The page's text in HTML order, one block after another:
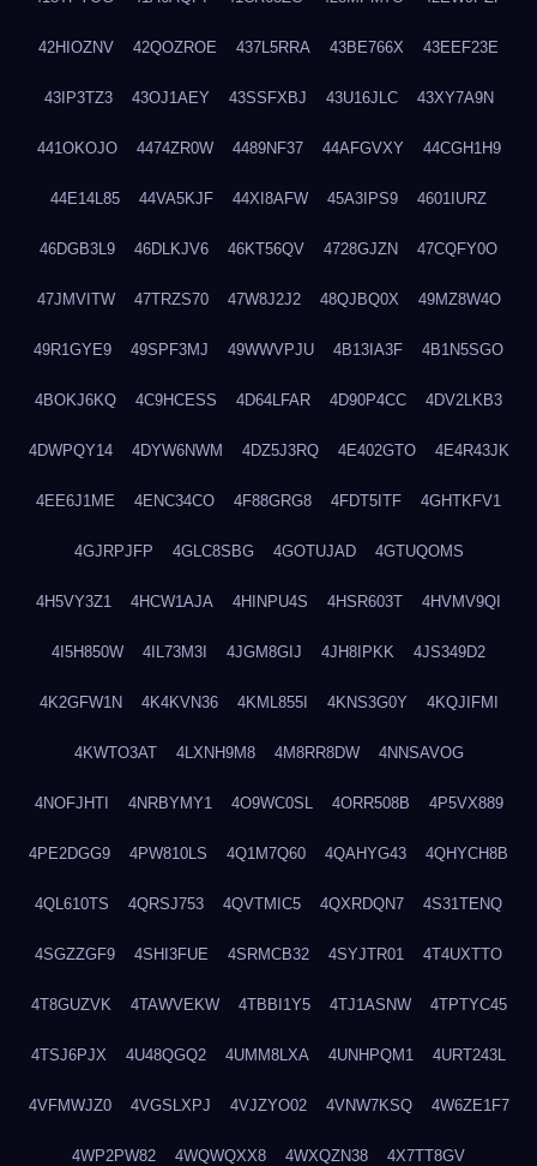
42HIOZNV 42QOZROE 437L5RRA 43BE766X 43EEF23E
43IP3TZ3 43OJ1AEY 43SSFXBJ 43U16JLC 43XY7A9N
441OKOJO 4474ZR0W 4489NF37 44AFGVXY 44CGH1H9
44E14L85 44VA5KJF 44XI8AFW 45A3IPS9 4601IURZ
46DGB3L9 46DLKJV6 46KT56QV 4728GJZN 47CQFY0O
47JMVITW 47TRZS70 47W8J2J2 48QJBQ0X 49MZ8W4O
49R1GYE9 49SPF3MJ 49WWVPJU 4B13IA3F 4B1N5SGO
4BOKJ6KQ 4C9HCESS 4D64LFAR 4D90P4CC 4DV2LKB3
4DWPQY14 4DYW6NWM 4DZ5J3RQ 4E402GTO 4E4R43JK
4EE6J1ME 4ENC34CO 4F88GRG8 4FDT5ITF 4GHTKFV1
4GJRPJFP 4GLC8SBG 4GOTUJAD 4GTUQOMS
4H5VY3Z1 4HCW1AJA 4HINPU4S 4HSR603T 4HVMV9QI
4I5H850W 4IL73M3I 4JGM8GIJ 4JH8IPKK 4JS349D2
4K2GFW1N 4K4KVN36 4KML855I 4KNS3G0Y 4KQJIFMI
4KWTO3AT 4LXNH9M8 4M8RR8DW 4NNSAVOG
4NOFJHTI 4NRBYMY1 4O9WC0SL 4ORR508B 4P5VX889
4PE2DGG9 4PW810LS 4Q1M7Q60 4QAHYG43 4QHYCH8B
4QL610TS 4QRSJ753 4QVTMIC5 4QXRDQN7 4S31TENQ
4SGZZGF9 4SHI3FUE 4SRMCB32 4SYJTR01 4T4UXTTO
4T8GUZVK 4TAWVEKW 4TBBI1Y5 4TJ1ASNW 4TPTYC45
4TSJ6PJX 4U48QGQ2 4UMM8LXA 4UNHPQM1 4URT243L
4VFMWJZ0 4VGSLXPJ 4VJZYO02 4VNW7KSQ 4W6ZE1F7
4WP2PW82 4WQWQXX8 4WXQZN38 4X7TT8GV